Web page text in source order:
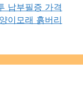
납부필증 가격
이모래 흙버리